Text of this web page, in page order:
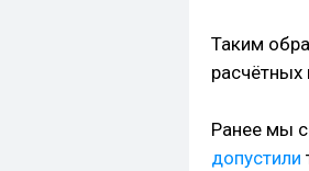
Таким
Ранее мы
допустили